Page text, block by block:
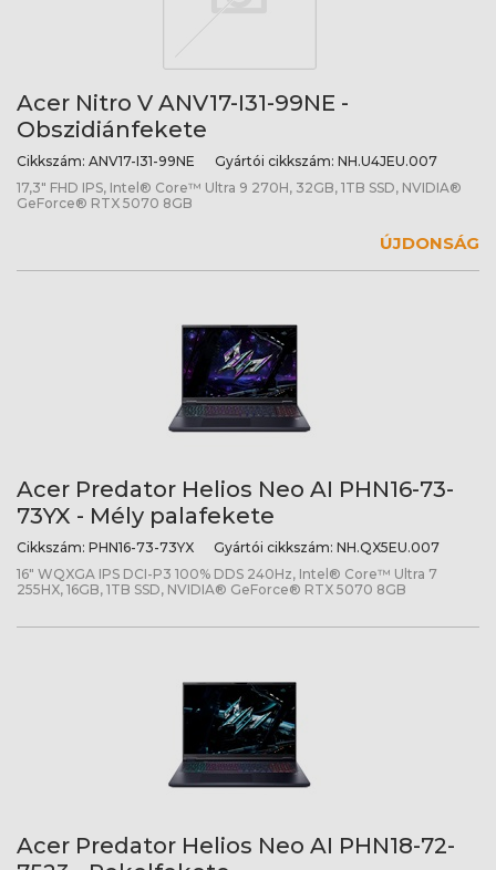
Acer Nitro V ANV17-I31-99NE -
Obszidiánfekete
Cikkszám: ANV17-I31-99NE Gyártói cikkszám: NH.U4JEU.007
17,3" FHD IPS, Intel® Core™ Ultra 9 270H, 32GB, 1TB SSD, NVIDIA®
GeForce® RTX 5070 8GB
ÚJDONSÁG
Acer Predator Helios Neo AI PHN16-73-
73YX - Mély palafekete
Cikkszám: PHN16-73-73YX Gyártói cikkszám: NH.QX5EU.007
16" WQXGA IPS DCI-P3 100% DDS 240Hz, Intel® Core™ Ultra 7
255HX, 16GB, 1TB SSD, NVIDIA® GeForce® RTX 5070 8GB
Acer Predator Helios Neo AI PHN18-72-